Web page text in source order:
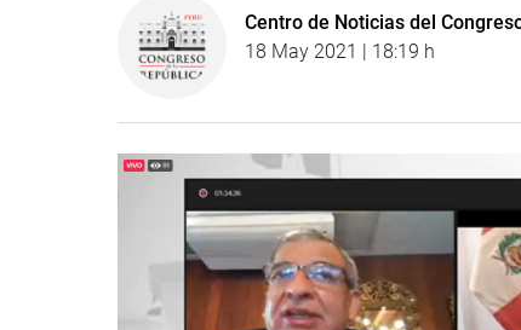
Centro de Noticias del
18 May 2021 | 18:19 h